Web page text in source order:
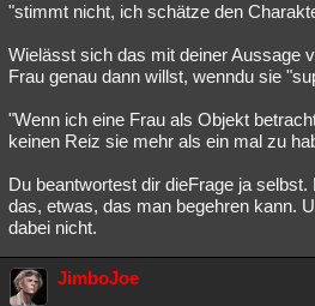
"stimmt nicht, ich schätze den
Wielässt sich das mit deiner Aussage
Frau genau dann willst, wenndu sie
"Wenn ich eine Frau als Objekt
keinen Reiz sie mehr als ein mal zu
Du beantwortest dir dieFrage ja
das, etwas, das man begehren kann.
dabei nicht.
JimboJoe